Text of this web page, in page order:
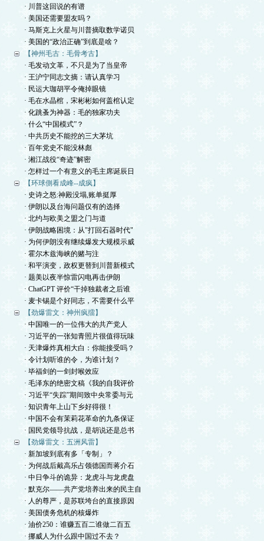
· 川普这回说的有谱
· 美国还需要盟友吗？
· 马斯克上火星与川普摘取数学诺贝
· 美国的“政治正确”到底是啥？
【神州毛古：毛骨考古】
· 毛发动文革，不只是为了当皇帝
· 王沪宁同志文摘：请认真学习
· 民运大珈胡平令俺掉眼镜
· 毛在水晶棺，宋彬彬如何盖棺认定
· 化跳蚤为神器：毛的独家功夫
· 什么“中国模式”？
· 中共历史不能挖的三大茅坑
· 百年党史不能没林彪
· 湘江战役“奇迹”解密
· 怎样过一个有意义的毛主席诞辰日
【环球側看成峰--成疯】
· 史诗之怒:神殿没塌,账单挺厚
· 伊朗以及台海问题仅有的选择
· 北约与欧美之盟之门与道
· 伊朗战略困境：从"打回石器时代"
· 为何伊朗没有继续爆发大规模示威
· 霍尔木兹海峡的赌与注
· 和平演变，政权更替到川普新模式
· 题美以夜半惊雷闪电再击伊朗
· ChatGPT 评价“干掉独裁者之后谁
· 麦卡锡是个好同志，不需要什么平
【劲爆雷文：神州疯擂】
· 中国唯一的一位伟大的共产党人
· 习近平的一张知青照片很值得玩味
· 天津爆炸真相大白：你能接受吗？
· 令计划听谁的令，为谁计划？
· 毕福剑的一剑封喉效应
· 毛泽东的绝密文稿《我的自我评价
· 习近平“失踪”期间致中央常委与元
· 知识青年上山下乡好得很！
· 中国不会有茉莉花革命的九条保证
· 国民党领导抗战，是胡说还是总书
【劲爆雷文：五洲风雷】
· 新加坡到底有多「专制」？
· 为何战后戴高乐占领德国而蒋介石
· 中日争斗的诡异：龙虎斗与龙虎盘
· 默克尔——共产党培养出来的民主自
· 人的尊严，是苏联垮台的直接原因
· 美国债务危机的核爆炸
· 油价250：谁赚五百二谁做二百五
· 挪威人为什么跟中国过不去？